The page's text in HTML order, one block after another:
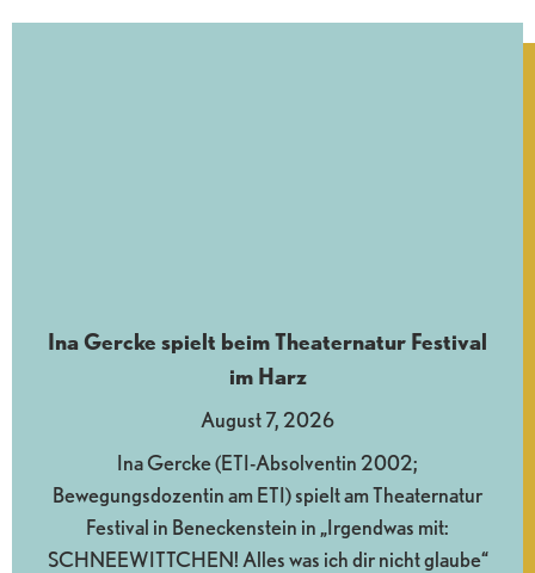
Ina Gercke spielt beim Theaternatur Festival
im Harz
August 7, 2026
Ina Gercke (ETI-Absolventin 2002;
Bewegungsdozentin am ETI) spielt am Theaternatur
Festival in Beneckenstein in „Irgendwas mit:
SCHNEEWITTCHEN! Alles was ich dir nicht glaube“